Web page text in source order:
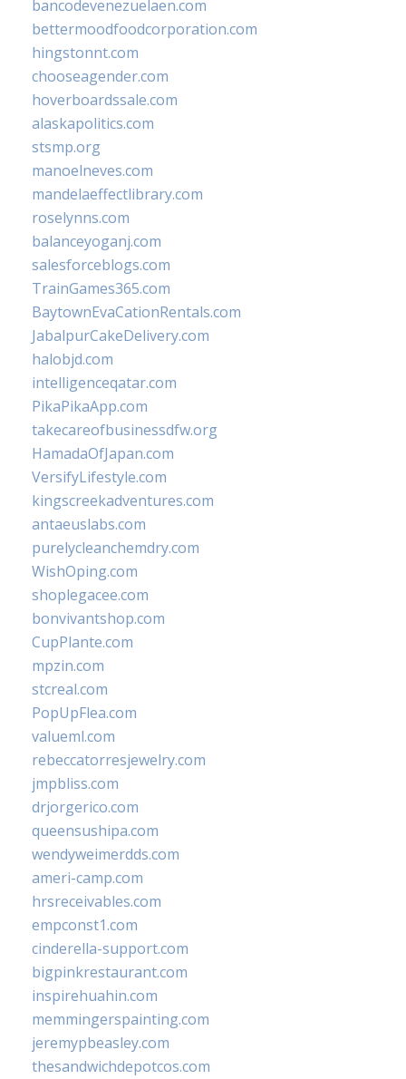
bancodevenezuelaen.com
bettermoodfoodcorporation.com
hingstonnt.com
chooseagender.com
hoverboardssale.com
alaskapolitics.com
stsmp.org
manoelneves.com
mandelaeffectlibrary.com
roselynns.com
balanceyoganj.com
salesforceblogs.com
TrainGames365.com
BaytownEvaCationRentals.com
JabalpurCakeDelivery.com
halobjd.com
intelligenceqatar.com
PikaPikaApp.com
takecareofbusinessdfw.org
HamadaOfJapan.com
VersifyLifestyle.com
kingscreekadventures.com
antaeuslabs.com
purelycleanchemdry.com
WishOping.com
shoplegacee.com
bonvivantshop.com
CupPlante.com
mpzin.com
stcreal.com
PopUpFlea.com
valueml.com
rebeccatorresjewelry.com
jmpbliss.com
drjorgerico.com
queensushipa.com
wendyweimerdds.com
ameri-camp.com
hrsreceivables.com
empconst1.com
cinderella-support.com
bigpinkrestaurant.com
inspirehuahin.com
memmingerspainting.com
jeremypbeasley.com
thesandwichdepotcos.com